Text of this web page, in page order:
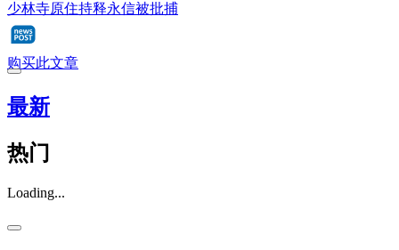
少林寺原住持释永信被批捕
购买此文章
最新
热门
Loading...